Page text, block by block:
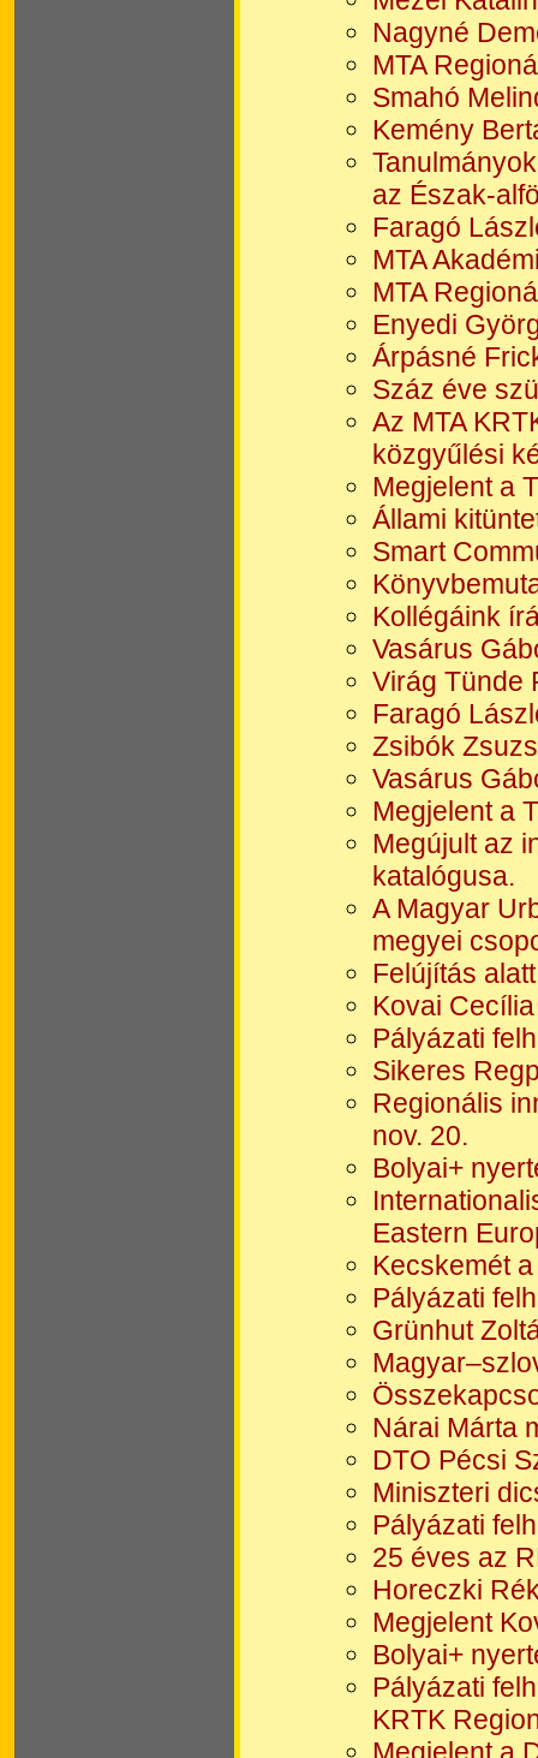
Nagyné
MTA
Smahó
Kemény
az Észak-
Faragó
MTA
MTA
Enyedi
Árpásné
Száz éve
Az MTA
közgyűlési
Megjelent a
Állami
Smart
Kollégáink
Vasárus
Virág Tünde
Faragó
Zsibók
Vasárus
Megjelent a
Megújult az
katalógusa.
A Magyar
megyei
Felújítás alatt
Kovai
Pályázati
Sikeres
Regionális
nov. 20.
Bolyai+
Eastern
Kecskemét
Pályázati
Grünhut
Nárai Márta
DTO Pécsi
Miniszteri
Pályázati
25 éves az
Horeczki
Megjelent
Bolyai+
Pályázati
KRTK